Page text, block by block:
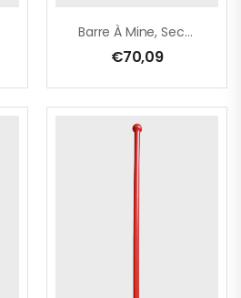
Barre À Mine, Section Ronde Ø 28 Mm – Boule/pointe – 1000 Mm
€70,09